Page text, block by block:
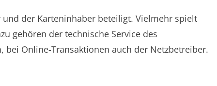
der Karteninhaber beteiligt. Vielmehr spielt
gehören der technische Service des
Online-Transaktionen auch der Netzbetreiber.